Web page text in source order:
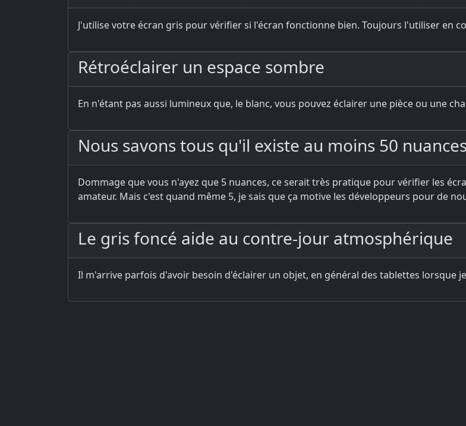
J'utilise votre écran gris pour vérifier si l'écran fonctionne bien. Toujours l'utiliser en
Rétroéclairer un espace sombre
En n'étant pas aussi lumineux que, le blanc, vous pouvez éclairer une pièce ou une
Nous savons tous qu'il existe au moins 50
Dommage que vous n'ayez que 5 nuances, ce serait très pratique pour vérifier les
amateur. Mais c'est quand même 5, je sais que ça motive les développeurs pour de
Le gris foncé aide au contre-jour atmosphérique
Il m'arrive parfois d'avoir besoin d'éclairer un objet, en général des tablettes lorsque